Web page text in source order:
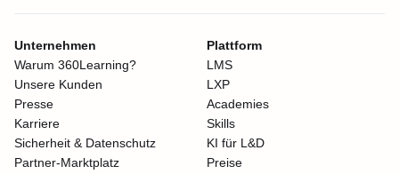
Unternehmen
Warum 360Learning?
Unsere Kunden
Presse
Karriere
Sicherheit & Datenschutz
Partner-Marktplatz
Plattform
LMS
LXP
Academies
Skills
KI für L&D
Preise